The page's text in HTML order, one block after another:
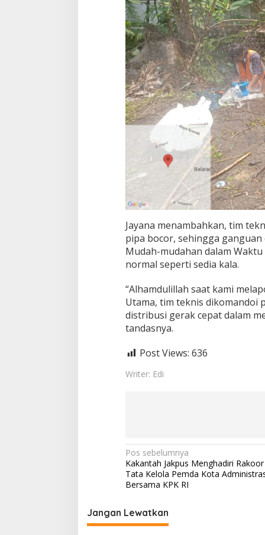
Jayana menambahkan, tim
pipa bocor, sehingga
Mudah-mudahan dalam
normal seperti sedia kala.
“Alhamdulillah saat kami
Utama, tim teknis dikomandoi
distribusi gerak cepat dalam
tandasnya.
Post Views: 636
Writer: Edi
N
a
v
i
g
Pos sebelumnya
Kakantah Jakpus Menghadiri
Tata Kelola Pemda Kota
Bersama KPK RI
Jangan Lewatkan